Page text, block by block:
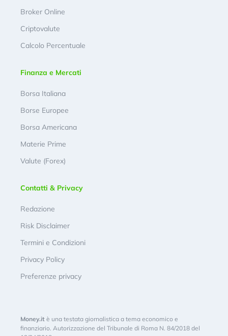
Broker Online
Criptovalute
Calcolo Percentuale
Finanza e Mercati
Borsa Italiana
Borse Europee
Borsa Americana
Materie Prime
Valute (Forex)
Contatti & Privacy
Redazione
Risk Disclaimer
Termini e Condizioni
Privacy Policy
Preferenze privacy
Money.it è una testata giornalistica a tema economico e
finanziario. Autorizzazione del Tribunale di Roma N. 84/2018 del